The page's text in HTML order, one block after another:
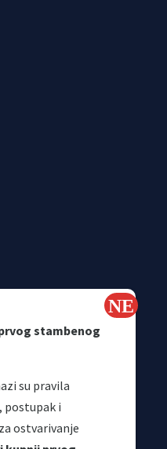
stambenog
su pravila
postupak i
ostvarivanje